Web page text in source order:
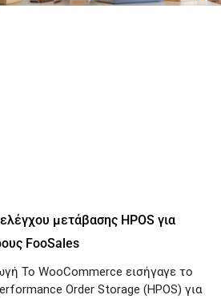
μετάβασης HPOS για
FooSales
Το WooCommerce εισήγαγε το
Order Storage (HPOS) για